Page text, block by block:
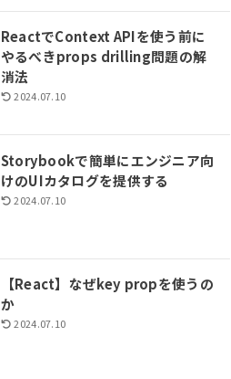
ReactでContext APIを使う前に
やるべきprops drilling問題の解
消法
2024.07.10
Storybookで簡単にエンジニア向
けのUIカタログを提供する
2024.07.10
【React】なぜkey propを使うの
か
2024.07.10